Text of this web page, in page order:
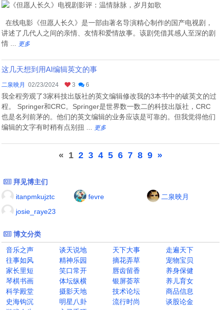
在线电影《但愿人长久》是一部由著名导演精心制作的国产电视剧，
讲述了几代人之间的亲情、友情和爱情故事。该剧凭借其感人至深的剧
情 ...
更多
这几天想到用AI编辑英文的事
二泉映月 02/23/2024 3 6
我全程旁观了3家科技出版社的英文编辑修改我的3本书中的破英文的过
程。 Springer和CRC。Springer是世界数一数二的科技出版社，CRC
也是名列前茅的。他们的英文编辑的业务应该是可靠的。但我觉得他们
编辑的文字有时稍有点别扭 ...
更多
« 1 2 3 4 5 6 7 8 9 »
拜见博主们
itanpmkujztc
fevre
二泉映月
josie_raye23
博文分类
音乐之声
谈天说地 天下大事
走遍天下
往事如风
精神乐园 摘花弄草
宠物宝贝
家长里短
笑口常开 唇齿留香
养身保健
琴棋书画
体坛纵横 银屏荟萃
养儿育女
科学殿堂
摄影天地 技术论坛
商品信息
史海钩沉
明星八卦 流行时尚
谈股论金